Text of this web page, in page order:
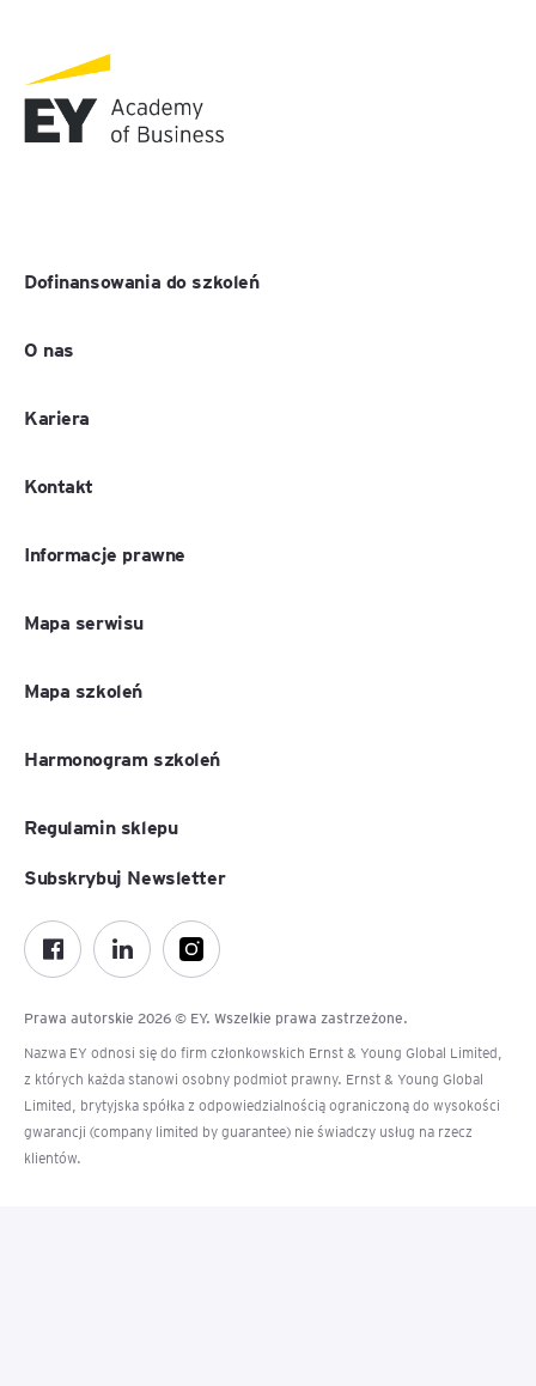
Dofinansowania do szkoleń
O nas
Kariera
Kontakt
Informacje prawne
Mapa serwisu
Mapa szkoleń
Harmonogram szkoleń
Regulamin sklepu
Prawa autorskie 2026 © EY. Wszelkie prawa zastrzeżone.
Nazwa EY odnosi się do firm członkowskich Ernst & Young Global Limited,
z których każda stanowi osobny podmiot prawny. Ernst & Young Global
Limited, brytyjska spółka z odpowiedzialnością ograniczoną do wysokości
gwarancji (company limited by guarantee) nie świadczy usług na rzecz
klientów.
Subskrybuj Newsletter